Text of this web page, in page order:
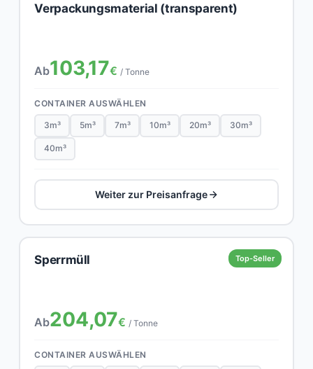
Verpackungsmaterial (transparent)
Ab103,17€ / Tonne
CONTAINER AUSWÄHLEN
3m³ 5m³ 7m³ 10m³ 20m³ 30m³
40m³
Weiter zur Preisanfrage
Top-Seller
Sperrmüll
Ab204,07€ / Tonne
CONTAINER AUSWÄHLEN